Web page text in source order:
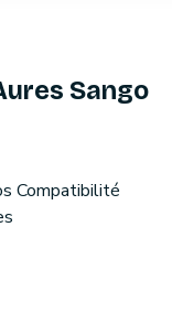
Sango
Compatibilité